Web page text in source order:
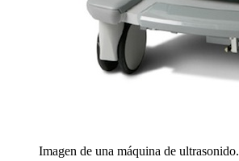
Imagen de una máquina de ultrasonido.